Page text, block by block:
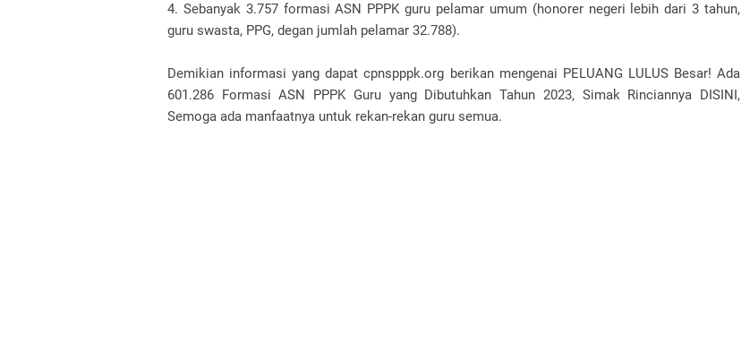
4. Sebanyak 3.757 formasi ASN PPPK guru pelamar umum (honorer negeri lebih dari 3 tahun,
guru swasta, PPG, degan jumlah pelamar 32.788).
Demikian informasi yang dapat cpnspppk.org berikan mengenai PELUANG LULUS Besar! Ada
601.286 Formasi ASN PPPK Guru yang Dibutuhkan Tahun 2023, Simak Rinciannya DISINI,
Semoga ada manfaatnya untuk rekan-rekan guru semua.